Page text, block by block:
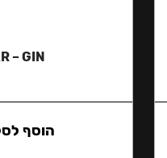
– GIN
הוסף